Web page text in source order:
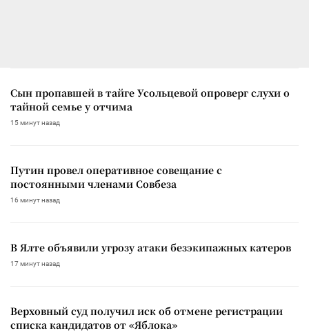
Сын пропавшей в тайге Усольцевой опроверг слухи о
тайной семье у отчима
15 минут назад
Путин провел оперативное совещание с
постоянными членами Совбеза
16 минут назад
В Ялте объявили угрозу атаки безэкипажных катеров
17 минут назад
Верховный суд получил иск об отмене регистрации
списка кандидатов от «Яблока»